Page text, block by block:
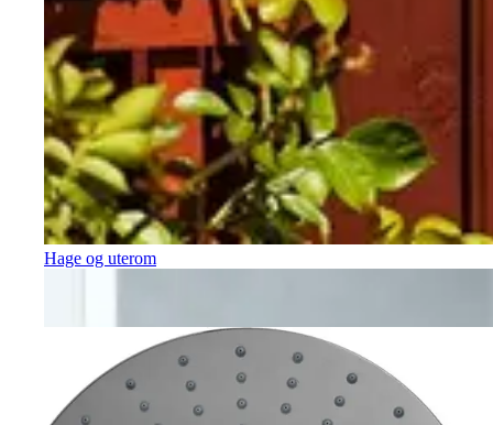
Hage og uterom